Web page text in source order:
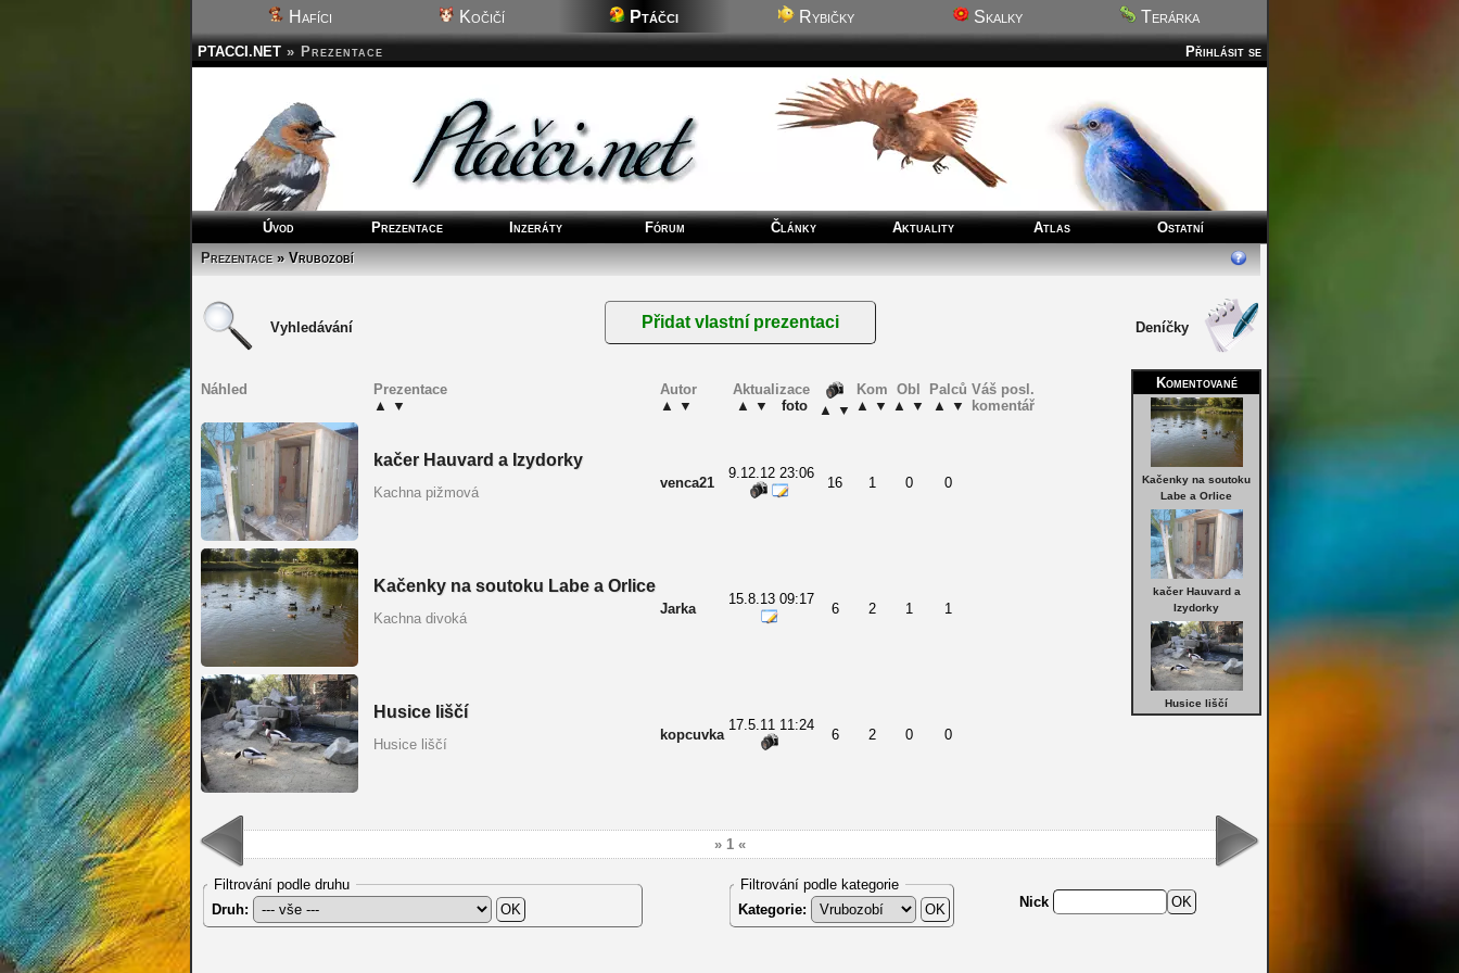
Hafíci Kočičí Ptáčci Rybičky Skalky Terárka
Přihlásit se
PTACCI.NET » Prezentace
Úvod Prezentace Inzeráty Fórum Články Aktuality Atlas
Ostatní
Prezentace» Vrubozobí
Vyhledávání Deníčky
Komentované
Kačenky na soutoku
Labe a Orlice
kačer Hauvard a
Izydorky
Husice liščí
Náhled
Prezentace
▲ ▼
Autor
▲ ▼
Aktualizace
▲ ▼ foto ▲ ▼
Kom
▲ ▼
Obl
▲ ▼
Palců
▲ ▼
Váš posl.
komentář
kačer Hauvard a Izydorky
Kachna pižmová
venca21
9.12.12 23:06
16 1 0 0
Kačenky na soutoku Labe a Orlice
Kachna divoká
Jarka
15.8.13 09:17
6 2 1 1
Husice liščí
Husice liščí
kopcuvka
17.5.11 11:24
6 2 0 0
» 1 «
Filtrování podle druhu
Druh:
Filtrování podle kategorie
Kategorie:
Nick